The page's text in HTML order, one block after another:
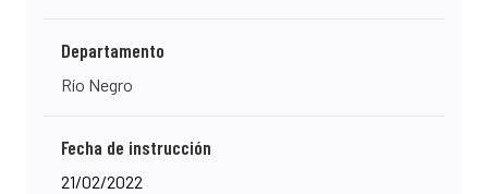
Departamento
Río Negro
Fecha de instrucción
21/02/2022